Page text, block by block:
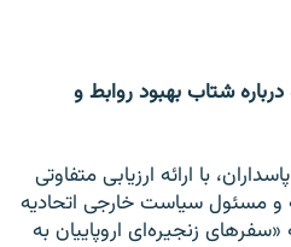
شتاب بهبود روابط و
با ارائه ارزیابی متفاوتی
و مسئول سیاست خارجی اتحادیه
زنجیره‌ای اروپاییان به